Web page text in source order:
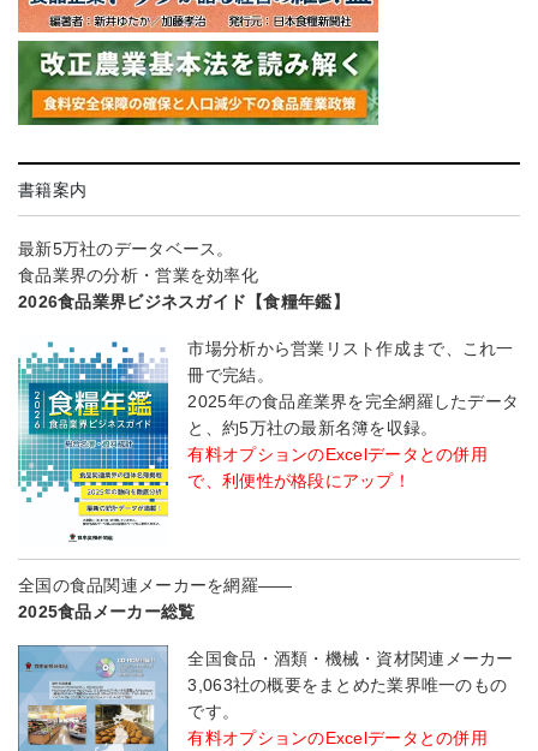
書籍案内
最新5万社のデータベース。
食品業界の分析・営業を効率化
2026食品業界ビジネスガイド【食糧年鑑】
市場分析から営業リスト作成まで、これ一
冊で完結。
2025年の食品産業界を完全網羅したデータ
と、約5万社の最新名簿を収録。
有料オプションのExcelデータとの併用
で、利便性が格段にアップ！
全国の食品関連メーカーを網羅――
2025食品メーカー総覧
全国食品・酒類・機械・資材関連メーカー
3,063社の概要をまとめた業界唯一のもの
です。
有料オプションのExcelデータとの併用